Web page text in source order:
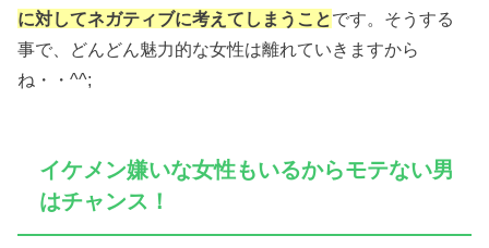
に対してネガティブに考えてしまうことです。そうする
事で、どんどん魅力的な女性は離れていきますから
ね・・^^;
イケメン嫌いな女性もいるからモテない男
はチャンス！